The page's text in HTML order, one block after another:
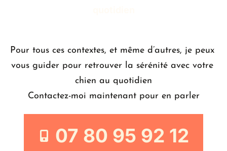
Pour tous ces contextes, et même d’autres, je peux
vous guider pour retrouver la sérénité avec votre
chien au quotidien
Contactez-moi maintenant pour en parler
07 80 95 92 12